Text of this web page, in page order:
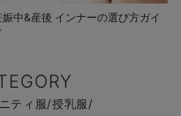
娠中&産後 インナーの選び方ガイ
ティ服/授乳服/